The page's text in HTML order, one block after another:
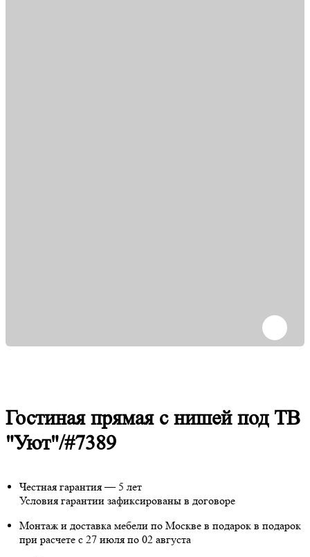
Гостиная прямая с нишей под ТВ
"Уют"/#7389
Честная гарантия — 5 лет
Условия гарантии зафиксированы в договоре
Монтаж и доставка мебели по Москве в подарок в подарок
при расчете с 27 июля по 02 августа